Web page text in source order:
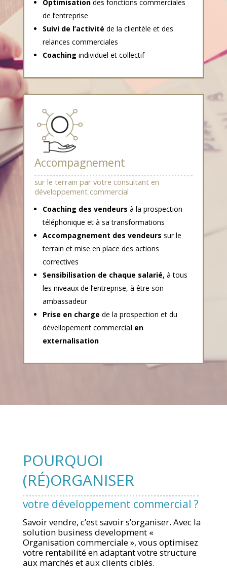
Optimisationdes fonctions commerciales
de l’entreprise
Suivi de l’activité de la clientèle et des
relances commerciales
Coaching individuel et collectif
Accompagnement
sur le terrain par votre consultant en
développement commercial
Coaching des vendeurs à la prospection
téléphonique et à sa transformations
Accompagnement des vendeurs sur le
terrain et mise en place des actions
correctives
Sensibilisation de chaque salarié, à tous
les niveaux de l’entreprise, à être son
ambassadeur
Prise en charge de la prospection et du
dévellopement commercial en
externalisation
POURQUOI
(RÉ)ORGANISER
votre développement commercial ?
Savoir vendre, c’est savoir s’organiser. Avec la
solution business development «
Organisation commerciale », vous optimisez
votre rentabilité en adaptant votre structure
aux marchés et aux clients ciblés.